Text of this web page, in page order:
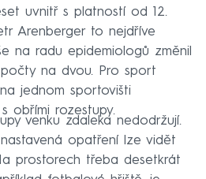
uvnitř s platností od 12.
Arenberger to nejdříve
na radu epidemiologů změnil
na dvou. Pro sport
jednom sportovišti
obřími rozestupy.
venku zdaleka nedodržují.
opatření lze vidět
prostorech třeba desetkrát